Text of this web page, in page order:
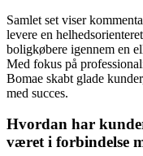
Samlet set viser
levere en
boligkøbere igennem en
Med fokus på
Bomae skabt glade
med succes.
Hvordan har
været i forbindelse